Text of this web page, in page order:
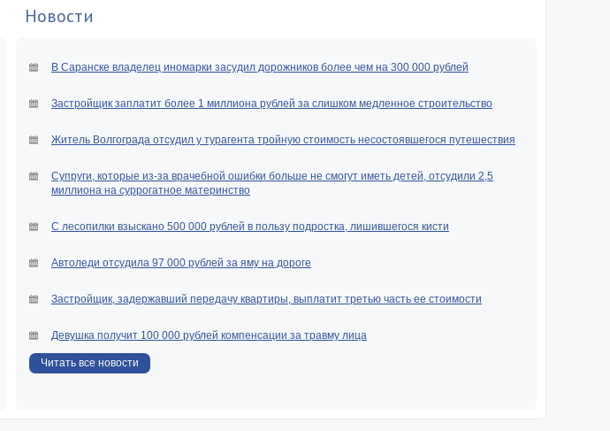
Новости
В Саранске владелец иномарки засудил дорожников более чем на 300 000 рублей
Застройщик заплатит более 1 миллиона рублей за слишком медленное строительство
Житель Волгограда отсудил у турагента тройную стоимость несостоявшегося путешествия
Супруги, которые из-за врачебной ошибки больше не смогут иметь детей, отсудили 2,5
миллиона на суррогатное материнство
С лесопилки взыскано 500 000 рублей в пользу подростка, лишившегося кисти
Автоледи отсудила 97 000 рублей за яму на дороге
Застройщик, задержавший передачу квартиры, выплатит третью часть ее стоимости
Девушка получит 100 000 рублей компенсации за травму лица
Читать все новости